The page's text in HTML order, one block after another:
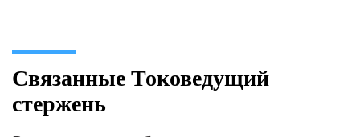
Связанные Токоведущий
стержень